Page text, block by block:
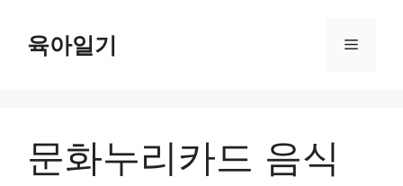
육아일기 메
문화누리카드 음식